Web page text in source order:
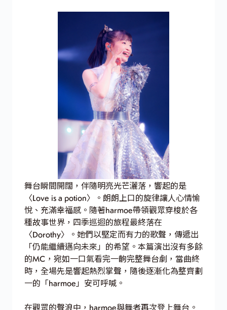
舞台瞬間開闊，伴隨明亮光芒灑落，響起的是
〈Love is a potion〉。朗朗上口的旋律讓人心情愉
悅、充滿幸福感。隨著harmoe帶領觀眾穿梭於各
種故事世界，四季巡迴的旅程最終落在
〈Dorothy〉。她們以堅定而有力的歌聲，傳遞出
「仍能繼續邁向未來」的希望。本篇演出沒有多餘
的MC，宛如一口氣看完一齣完整舞台劇，當曲終
時，全場先是響起熱烈掌聲，隨後逐漸化為整齊劃
一的「harmoe」安可呼喊。
在觀眾的聲浪中，harmoe與舞者再次登上舞台。